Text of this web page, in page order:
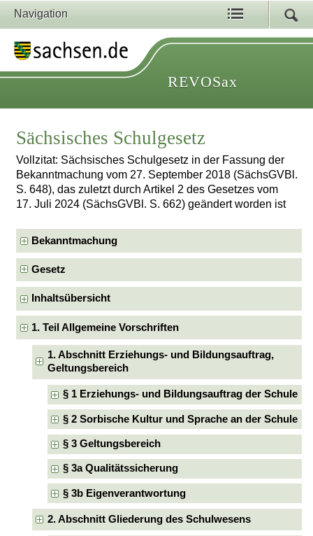
Navigation
REVOSax
Sächsisches Schulgesetz
Vollzitat: Sächsisches Schulgesetz in der Fassung der
Bekanntmachung vom 27. September 2018 (SächsGVBl.
S. 648), das zuletzt durch Artikel 2 des Gesetzes vom
17. Juli 2024 (SächsGVBl. S. 662) geändert worden ist
Bekanntmachung
Gesetz
Inhaltsübersicht
1. Teil Allgemeine Vorschriften
1. Abschnitt Erziehungs- und Bildungsauftrag,
Geltungsbereich
§ 1 Erziehungs- und Bildungsauftrag der Schule
§ 2 Sorbische Kultur und Sprache an der Schule
§ 3 Geltungsbereich
§ 3a Qualitätssicherung
§ 3b Eigenverantwortung
2. Abschnitt Gliederung des Schulwesens